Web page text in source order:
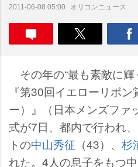
2011-06-08 05:00 オリコンニュース
その年の“最も素敵に輝
『第30回イエローリボ
ー）』（日本メンズファ
式が7日、都内で行われ
トの中山秀征 （43）、 杉
れた。4人の息子をもつ